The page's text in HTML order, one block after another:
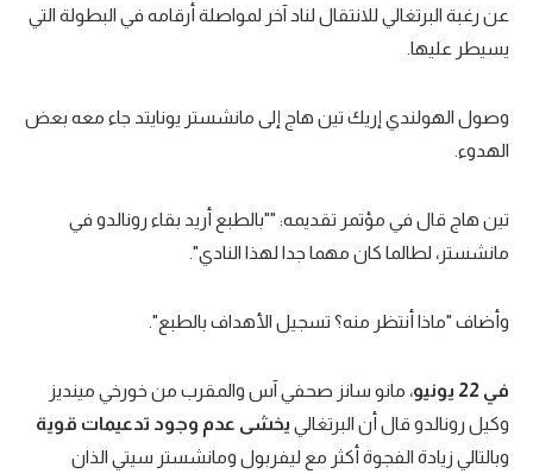
أقسام خاصة
Gamers
تحقيق في الجول
تحليل في الجول
فيديو في الجول
عن رغبة البرتغالي للانتقال لناد آخر لمواصلة أرقامه في البطولة التي
يسيطر عليها.
وصول الهولندي إريك تين هاج إلى مانشستر يونايتد جاء معه بعض
الهدوء.
تين هاج قال في مؤتمر تقديمه: ""بالطبع أريد بقاء رونالدو في
مانشستر، لطالما كان مهما جدا لهذا النادي".
وأضاف "ماذا أنتظر منه؟ تسجيل الأهداف بالطبع".
في 22 يونيو
، مانو سانز صحفي آس والمقرب من خورخي مينديز
وكيل رونالدو قال أن البرتغالي يخشى عدم وجود تدعيمات قوية
وبالتالي زيادة الفجوة أكثر مع ليفربول ومانشستر سيتي الذان